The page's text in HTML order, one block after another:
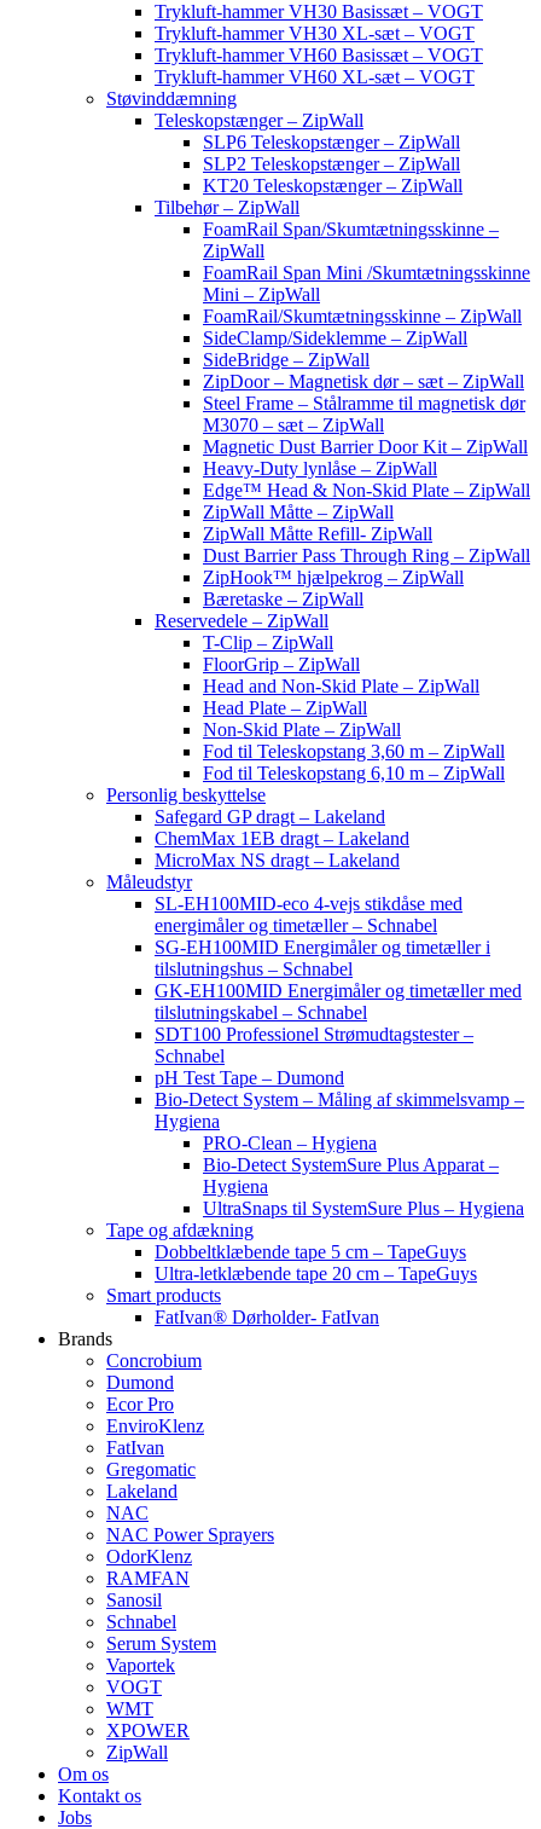
Trykluft-hammer VH30 Basissæt – VOGT
Trykluft-hammer VH30 XL-sæt – VOGT
Trykluft-hammer VH60 Basissæt – VOGT
Trykluft-hammer VH60 XL-sæt – VOGT
Støvinddæmning
Teleskopstænger – ZipWall
SLP6 Teleskopstænger – ZipWall
SLP2 Teleskopstænger – ZipWall
KT20 Teleskopstænger – ZipWall
Tilbehør – ZipWall
FoamRail Span/Skumtætningsskinne –
ZipWall
FoamRail Span Mini /Skumtætningsskinne
Mini – ZipWall
FoamRail/Skumtætningsskinne – ZipWall
SideClamp/Sideklemme – ZipWall
SideBridge – ZipWall
ZipDoor – Magnetisk dør – sæt – ZipWall
Steel Frame – Stålramme til magnetisk dør
M3070 – sæt – ZipWall
Magnetic Dust Barrier Door Kit – ZipWall
Heavy-Duty lynlåse – ZipWall
Edge™ Head & Non-Skid Plate – ZipWall
ZipWall Måtte – ZipWall
ZipWall Måtte Refill- ZipWall
Dust Barrier Pass Through Ring – ZipWall
ZipHook™ hjælpekrog – ZipWall
Bæretaske – ZipWall
Reservedele – ZipWall
T-Clip – ZipWall
FloorGrip – ZipWall
Head and Non-Skid Plate – ZipWall
Head Plate – ZipWall
Non-Skid Plate – ZipWall
Fod til Teleskopstang 3,60 m – ZipWall
Fod til Teleskopstang 6,10 m – ZipWall
Personlig beskyttelse
Safegard GP dragt – Lakeland
ChemMax 1EB dragt – Lakeland
MicroMax NS dragt – Lakeland
Måleudstyr
SL-EH100MID-eco 4-vejs stikdåse med
energimåler og timetæller – Schnabel
SG-EH100MID Energimåler og timetæller i
tilslutningshus – Schnabel
GK-EH100MID Energimåler og timetæller med
tilslutningskabel – Schnabel
SDT100 Professionel Strømudtagstester –
Schnabel
pH Test Tape – Dumond
Bio-Detect System – Måling af skimmelsvamp –
Hygiena
PRO-Clean – Hygiena
Bio-Detect SystemSure Plus Apparat –
Hygiena
UltraSnaps til SystemSure Plus – Hygiena
Tape og afdækning
Dobbeltklæbende tape 5 cm – TapeGuys
Ultra-letklæbende tape 20 cm – TapeGuys
Smart products
FatIvan® Dørholder- FatIvan
Brands
Concrobium
Dumond
Ecor Pro
EnviroKlenz
FatIvan
Gregomatic
Lakeland
NAC
NAC Power Sprayers
OdorKlenz
RAMFAN
Sanosil
Schnabel
Serum System
Vaportek
VOGT
WMT
XPOWER
ZipWall
Om os
Kontakt os
Jobs